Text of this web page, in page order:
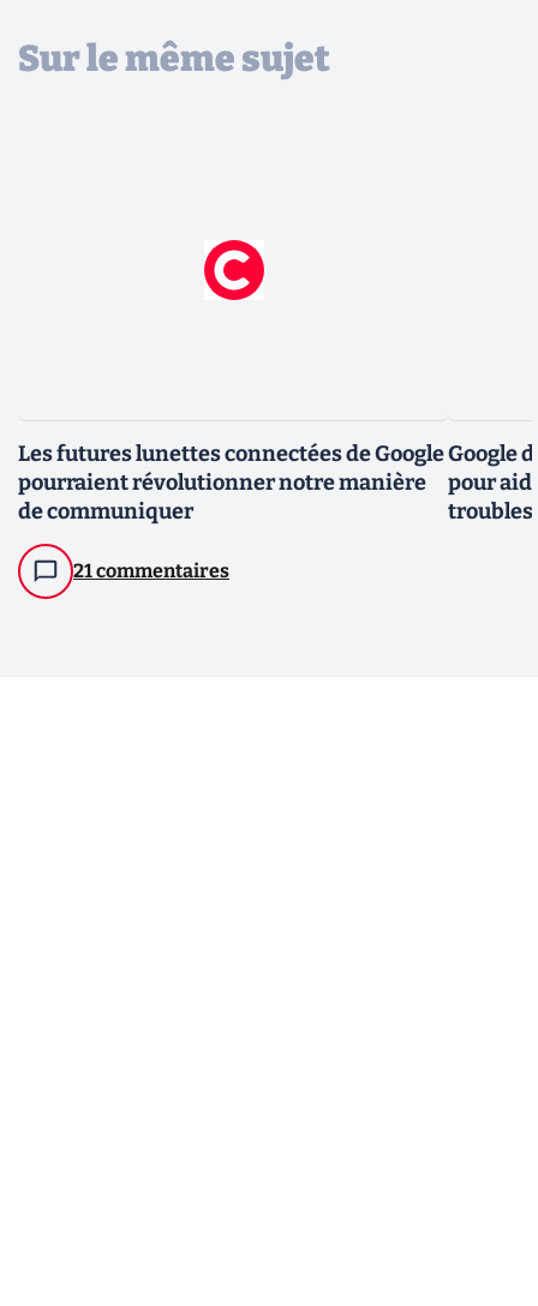
Sur le même sujet
Les futures lunettes connectées de Google
pourraient révolutionner notre manière
de communiquer
21 commentaires
Google
pour
troubles